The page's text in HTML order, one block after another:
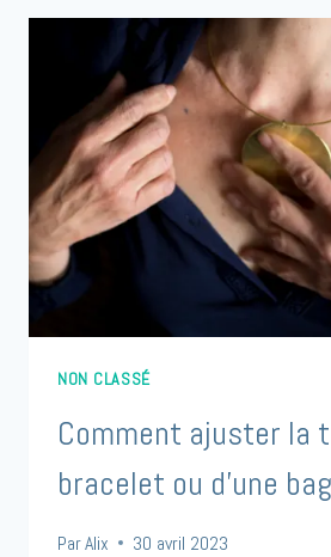
PORTER
TOUS
LES
JOURS
NON CLASSÉ
Comment ajuster la
bracelet ou d’une
ParAlix 30 avril 2023